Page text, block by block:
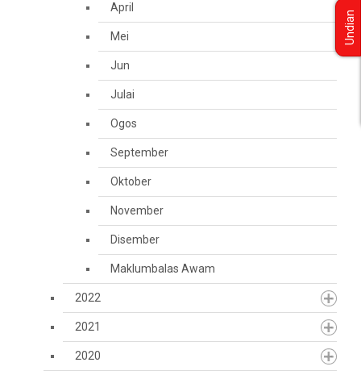
April
Mei
Jun
Julai
Ogos
September
Oktober
November
Disember
Maklumbalas Awam
2022
2021
2020
Undian